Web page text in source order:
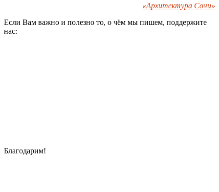
«Архитектура Сочи»
Если Вам важно и полезно то, о чём мы пишем, поддержите
нас:
Благодарим!